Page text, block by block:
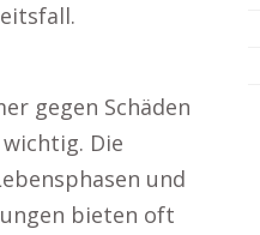
gegen Schäden
Die
und
bieten oft